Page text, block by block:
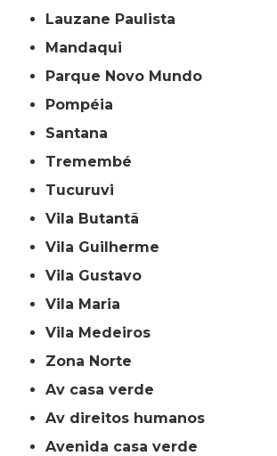
Lauzane Paulista
Mandaqui
Parque Novo Mundo
Pompéia
Santana
Tremembé
Tucuruvi
Vila Butantã
Vila Guilherme
Vila Gustavo
Vila Maria
Vila Medeiros
Zona Norte
av casa verde
av direitos humanos
avenida casa verde